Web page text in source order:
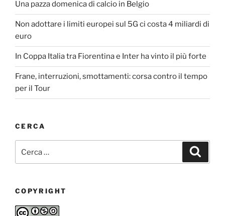
Una pazza domenica di calcio in Belgio
Non adottare i limiti europei sul 5G ci costa 4 miliardi di
euro
In Coppa Italia tra Fiorentina e Inter ha vinto il più forte
Frane, interruzioni, smottamenti: corsa contro il tempo
per il Tour
CERCA
COPYRIGHT